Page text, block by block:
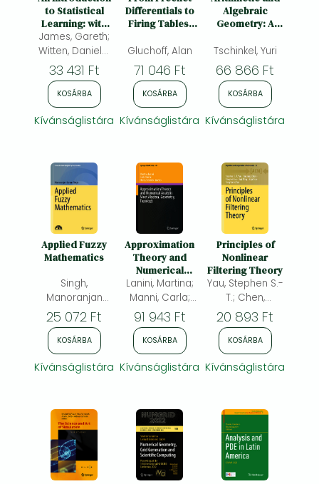
Frieren manga
Bleach manga
One-Punch Man manga
to Statistical
Learning: with
Applications in
Python
James, Gareth;
Witten, Daniela;
Hastie, Trevor;
Tibshirani,
Robert; Taylor,
Jonathan
33 431 Ft
KOSÁRBA
Kívánságlistára
Differentials to
Firing Tables:
Sources of
Bliss'
Contributions to
World War I Era
Ballistics
Gluchoff, Alan
71 046 Ft
KOSÁRBA
Kívánságlistára
Algebraic
Geometry: A
Tribute to Yuri
Tschinkel, Yuri
66 866 Ft
KOSÁRBA
Kívánságlistára
Applied Fuzzy
Mathematics
Singh,
Manoranjan
Kumar
25 072 Ft
KOSÁRBA
Kívánságlistára
Approximation
Theory and
Numerical
Analysis Meet
Algebra,
Topology
Lanini, Martina;
Manni, Carla;
Schenck, Henry
91 943 Ft
KOSÁRBA
Kívánságlistára
Principles of
Nonlinear
Filtering Theory
Yau, Stephen S.-
T.; Chen,
Xiuqiong; Jiao,
Xiaopei;
20 893 Ft
KOSÁRBA
Kívánságlistára